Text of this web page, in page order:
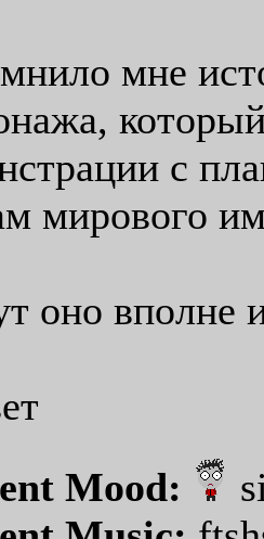
мне
с
мирового
оно вполне
Mood: